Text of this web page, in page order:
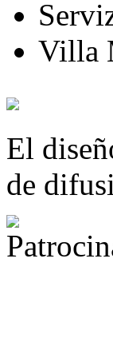
Villa
El
de